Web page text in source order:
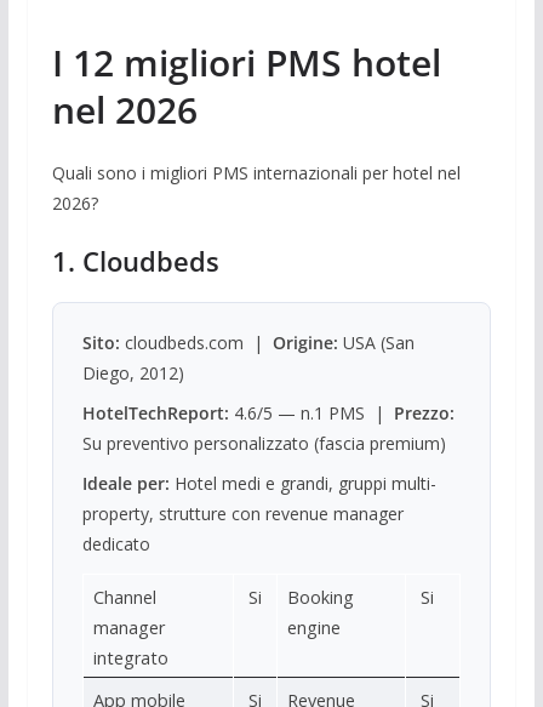
I 12 migliori PMS hotel
nel 2026
Quali sono i migliori PMS internazionali per hotel nel
2026?
1. Cloudbeds
Sito: cloudbeds.com | Origine: USA (San
Diego, 2012)
HotelTechReport: 4.6/5 — n.1 PMS | Prezzo:
Su preventivo personalizzato (fascia premium)
Ideale per: Hotel medi e grandi, gruppi multi-
property, strutture con revenue manager
dedicato
Channel
manager
integrato
Si
Booking
engine
Si
App mobile Si Revenue Si